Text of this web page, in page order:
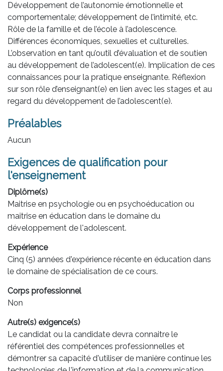
Développement de l’autonomie émotionnelle et
comportementale; développement de l’intimité, etc.
Rôle de la famille et de l’école à l’adolescence.
Différences économiques, sexuelles et culturelles.
L’observation en tant qu’outil d’évaluation et de soutien
au développement de l’adolescent(e). Implication de ces
connaissances pour la pratique enseignante. Réflexion
sur son rôle d’enseignant(e) en lien avec les stages et au
regard du développement de l’adolescent(e).
Préalables
Aucun
Exigences de qualification pour
l'enseignement
Diplôme(s)
Maitrise en psychologie ou en psychoéducation ou
maitrise en éducation dans le domaine du
développement de l'adolescent.
Expérience
Cinq (5) années d'expérience récente en éducation dans
le domaine de spécialisation de ce cours.
Corps professionnel
Non
Autre(s) exigence(s)
Le candidat ou la candidate devra connaitre le
référentiel des compétences professionnelles et
démontrer sa capacité d'utiliser de manière continue les